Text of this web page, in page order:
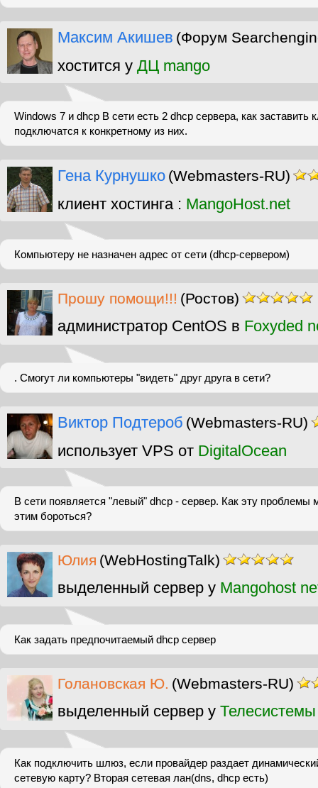
Максим Акишев (Форум
хостится у ДЦ mango
Windows 7 и dhcp В сети есть 2 dhcp сервера, как заставить
подключатся к конкретному из них.
Гена Курнушко (Webmasters-RU)
клиент хостинга : MangoHost.net
Компьютеру не назначен адрес от сети (dhcp-сервером)
Прошу помощи!!! (Ростов)
администратор CentOS в Foxyded
. Смогут ли компьютеры "видеть" друг друга в сети?
Виктор Подтероб (Webmasters-RU)
использует VPS от DigitalOcean
В сети появляется "левый" dhcp - сервер. Как эту проблемы
этим бороться?
Юлия (WebHostingTalk)
выделенный сервер у Mangohost
Как задать предпочитаемый dhcp сервер
Голановская Ю. (Webmasters-RU)
выделенный сервер у Телесистемы
Как подключить шлюз, если провайдер раздает
сетевую карту? Вторая сетевая лан(dns, dhcp есть)